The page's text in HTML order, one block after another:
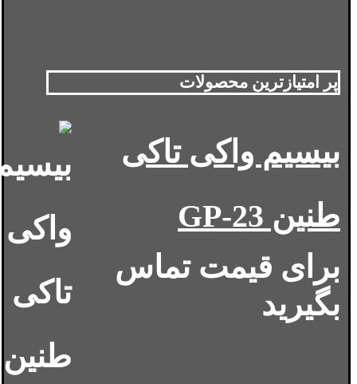
پر امتیازترین محصولات
بیسیم واکی تاکی
طنین GP-23
برای قیمت تماس
بگیرید